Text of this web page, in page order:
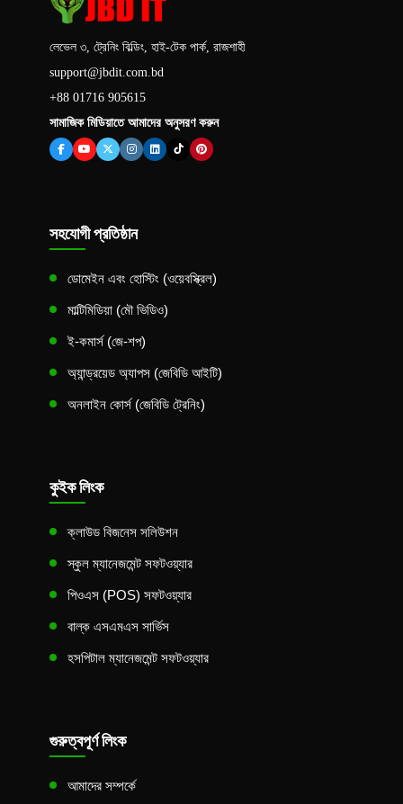
লেভেল ৩, ট্রেনিং বিল্ডিং, হাই-টেক পার্ক, রাজশাহী
support@jbdit.com.bd
+88 01716 905615
সামাজিক মিডিয়াতে আমাদের অনুসরণ করুন
সহযোগী প্রতিষ্ঠান
ডোমেইন এবং হোস্টিং (ওয়েবস্ক্রিল)
মাল্টিমিডিয়া (মৌ ভিডিও)
ই-কমার্স (জে-শপ)
অ্যান্ড্রয়েড অ্যাপস (জেবিডি আইটি)
অনলাইন কোর্স (জেবিডি ট্রেনিং)
কুইক লিংক
ক্লাউড বিজনেস সলিউশন
স্কুল ম্যানেজমেন্ট সফটওয়্যার
পিওএস (POS) সফটওয়্যার
বাল্ক এসএমএস সার্ভিস
হসপিটাল ম্যানেজমেন্ট সফটওয়্যার
গুরুত্বপূর্ণ লিংক
আমাদের সম্পর্কে